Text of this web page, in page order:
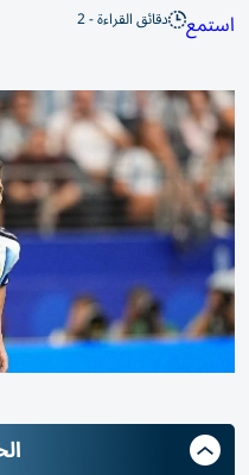
استمع دقائق القراءة - 2